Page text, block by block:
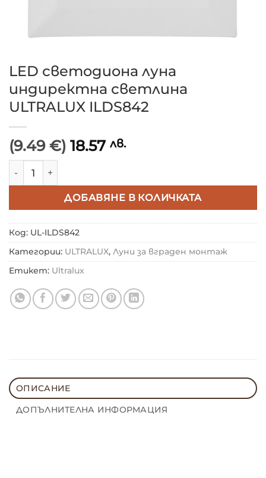
LED светодиона луна
индиректна светлина
ULTRALUX ILDS842
(9.49 €) 18.57 лв.
ДОБАВЯНЕ В КОЛИЧКАТА
Код: UL-ILDS842
Категории: ULTRALUX, Луни за вграден монтаж
Етикет: Ultralux
ОПИСАНИЕ
ДОПЪЛНИТЕЛНА ИНФОРМАЦИЯ